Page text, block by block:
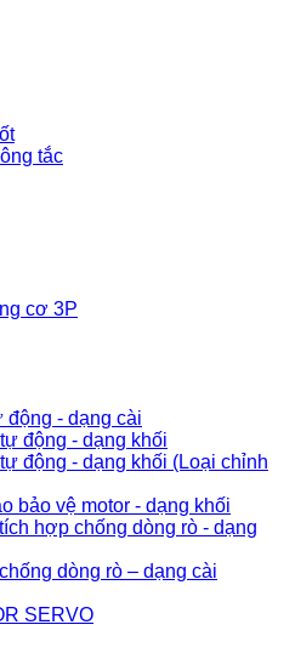
tắc
cơ 3P
động - dạng cài
động - dạng khối
động - dạng khối (Loại chỉnh
bảo vệ motor - dạng khối
hợp chống dòng rò - dạng
dòng rò – dạng cài
SERVO